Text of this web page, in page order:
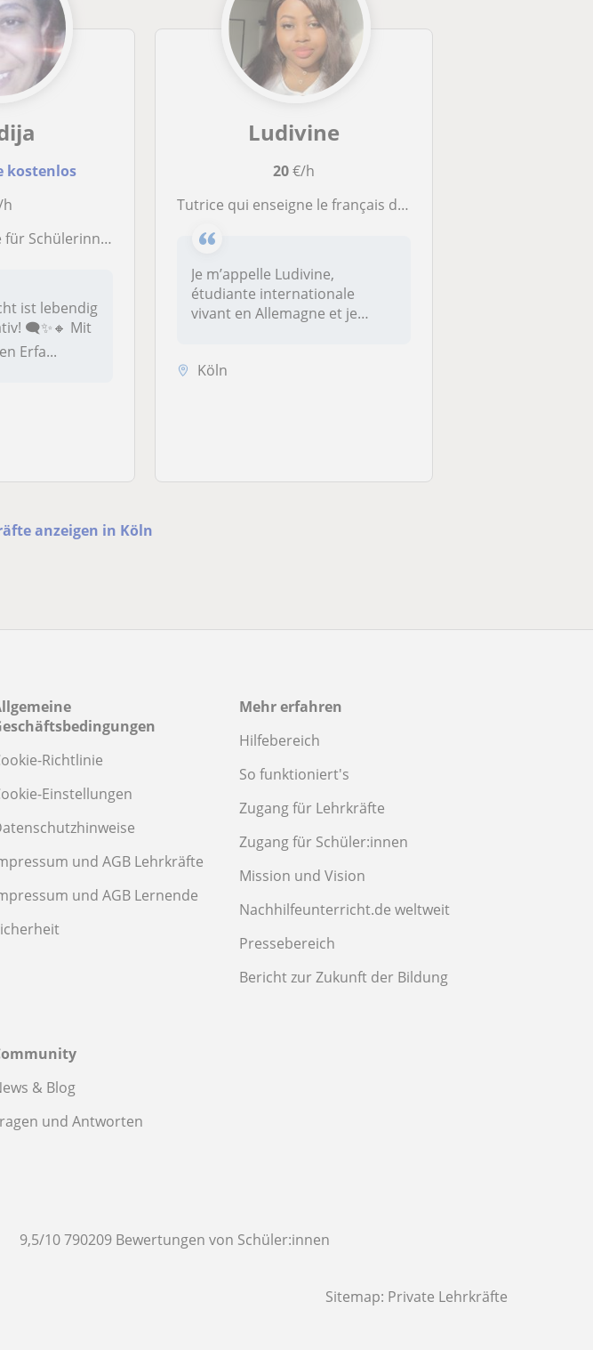
kostenlos
für alle Niveaustufen an
ist lebendig
🗨️✨🔸 Mit
Erfa...
Ludivine
20€/h
Tutrice qui enseigne le français du niveau A1 au niveau C2.
Je m’appelle Ludivine,
étudiante internationale
vivant en Allemagne et je
Köln
anzeigen in Köln
Richtlinie
Einstellungen
und AGB Lehrkräfte
und AGB Lernende
Mehr erfahren
Hilfebereich
So funktioniert's
Zugang für Lehrkräfte
Zugang für Schüler:innen
Mission und Vision
Nachhilfeunterricht.de weltweit
Pressebereich
Bericht zur Zukunft der Bildung
& Blog
und Antworten
9,5/10790209 Bewertungen von Schüler:innen
Sitemap: Private Lehrkräfte